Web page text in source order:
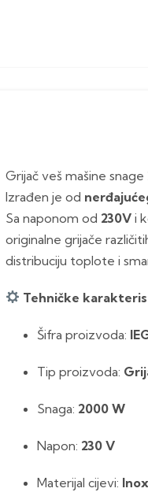
Grijač veš mašine snage
Izrađen je od
Sa naponom od 230V i
originalne grijače
distribuciju toplote i
Tehničke
Šifra proizvoda:
Tip proizvoda:
Snaga: 2000 W
Napon: 230 V
Materijal cijevi: